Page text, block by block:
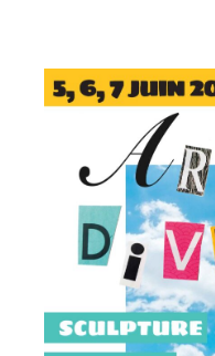
Adresse email*